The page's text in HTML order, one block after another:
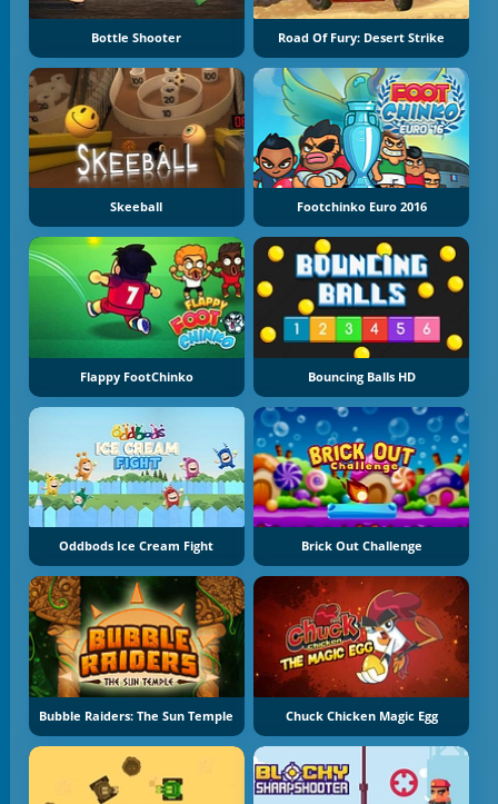
Bottle Shooter Road Of Fury: Desert Strike
Skeeball Footchinko Euro 2016
Flappy FootChinko Bouncing Balls HD
Oddbods Ice Cream Fight Brick Out Challenge
Bubble Raiders: The Sun Temple Chuck Chicken Magic Egg